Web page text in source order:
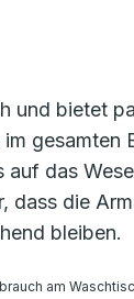
und bietet
gesamten
das
dass die
bleiben.
am